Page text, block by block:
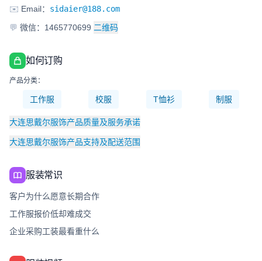
✉️ Email： sidaier@188.com
💬 微信：1465770699 二维码
如何订购
产品分类：
工作服 校服 T恤衫 制服
大连思戴尔服饰产品质量及服务承诺
大连思戴尔服饰产品支持及配送范围
服装常识
客户为什么愿意长期合作
工作服报价低却难成交
企业采购工装最看重什么